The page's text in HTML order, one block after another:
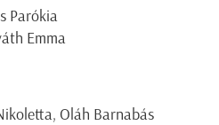
Parókia
Emma
Oláh Barnabás